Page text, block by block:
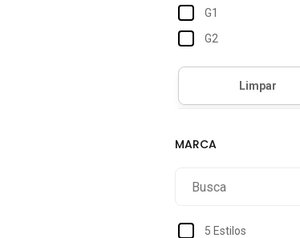
G1
G2
G3
5 Estilos